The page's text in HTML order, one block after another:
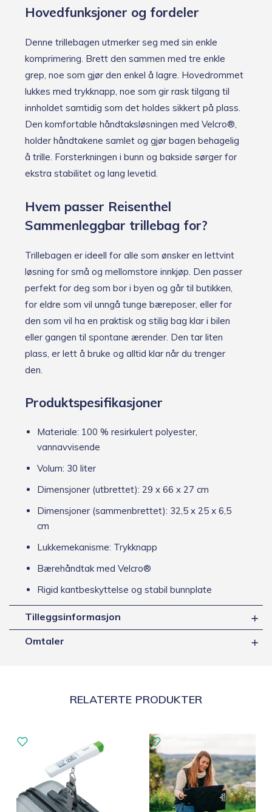
Hovedfunksjoner og fordeler
Denne trillebagen utmerker seg med sin enkle
komprimering. Brett den sammen med tre enkle
grep, noe som gjør den enkel å lagre. Hovedrommet
lukkes med trykknapp, noe som gir rask tilgang til
innholdet samtidig som det holdes sikkert på plass.
Den komfortable håndtaksløsningen med Velcro®,
holder håndtakene samlet og gjør bagen behagelig
å trille. Forsterkningen i bunn og bakside sørger for
ekstra stabilitet og lang levetid.
Hvem passer Reisenthel
Sammenleggbar trillebag for?
Trillebagen er ideell for alle som ønsker en lettvint
løsning for små og mellomstore innkjøp. Den passer
perfekt for deg som bor i byen og går til butikken,
for eldre som vil unngå tunge bæreposer, eller for
den som vil ha en praktisk og stilig bag klar i bilen
eller gangen til spontane ærender. Den tar liten
plass, er lett å bruke og alltid klar når du trenger
den.
Produktspesifikasjoner
Materiale: 100 % resirkulert polyester,
vannavvisende
Volum: 30 liter
Dimensjoner (utbrettet): 29 x 66 x 27 cm
Dimensjoner (sammenbrettet): 32,5 x 25 x 6,5
cm
Lukkemekanisme: Trykknapp
Bærehåndtak med Velcro®
Rigid kantbeskyttelse og stabil bunnplate
Tilleggsinformasjon
Omtaler
RELATERTE PRODUKTER